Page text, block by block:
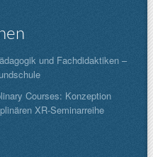
und Fachdidaktiken –
Courses: Konzeption
XR-Seminarreihe